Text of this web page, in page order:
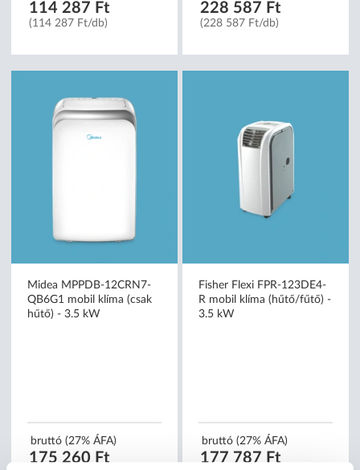
114 287 Ft
(114 287 Ft/db)
228 587 Ft
(228 587 Ft/db)
Midea MPPDB-12CRN7-
QB6G1 mobil klíma (csak
hűtő) - 3.5 kW
bruttó (27% ÁFA)
175 260 Ft
Fisher Flexi FPR-123DE4-
R mobil klíma (hűtő/fűtő) -
3.5 kW
bruttó (27% ÁFA)
177 787 Ft